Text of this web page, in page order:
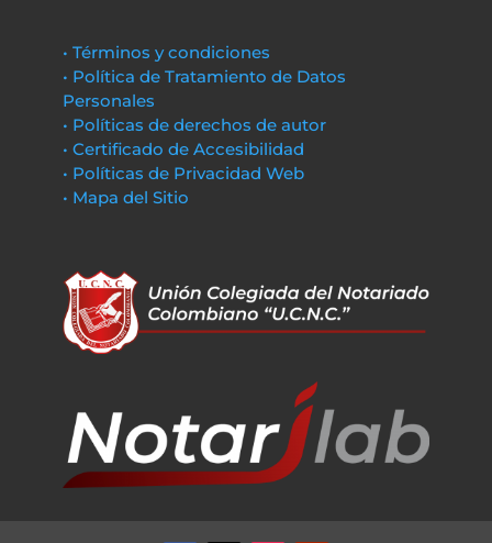
• Términos y condiciones
• Política de Tratamiento de Datos
Personales
• Políticas de derechos de autor
• Certificado de Accesibilidad
• Políticas de Privacidad Web
• Mapa del Sitio